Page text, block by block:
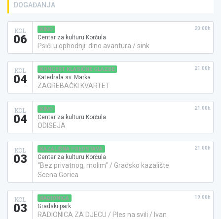
DOGAĐANJA
KOL
06
KINO
Centar za kulturu Korčula
Psići u ophodnji: dino avantura / sink
20:00h
KOL
04
KONCERT KLASIČNE GLAZBE
Katedrala sv. Marka
ZAGREBAČKI KVARTET
21:00h
KOL
04
KINO
Centar za kulturu Korčula
ODISEJA
21:00h
KOL
03
KAZALIŠNA PREDSTAVA
Centar za kulturu Korčula
“Bez privatnog, molim” / Gradsko kazalište
Scena Gorica
21:00h
KOL
03
RADIONICA
Gradski park
RADIONICA ZA DJECU / Ples na svili / Ivan
19:00h